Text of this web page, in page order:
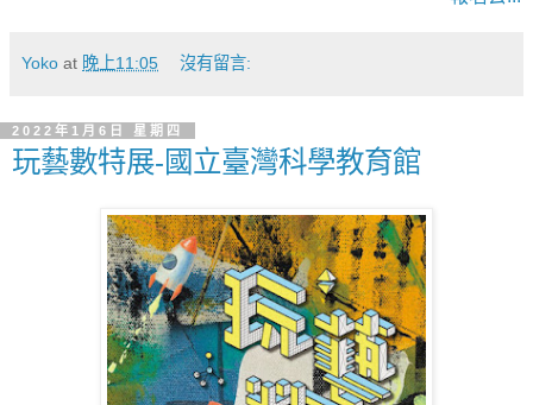
Yoko at 晚上11:05 沒有留言:
2022年1月6日 星期四
玩藝數特展-國立臺灣科學教育館